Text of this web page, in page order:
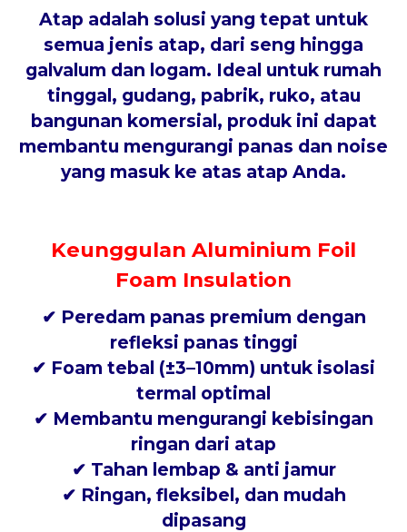
Atap adalah solusi yang tepat untuk
semua jenis atap, dari seng hingga
galvalum dan logam. Ideal untuk rumah
tinggal, gudang, pabrik, ruko, atau
bangunan komersial, produk ini dapat
membantu mengurangi panas dan noise
yang masuk ke atas atap Anda.
Keunggulan Aluminium Foil
Foam Insulation
✔ Peredam panas premium dengan
refleksi panas tinggi
✔ Foam tebal (±3–10mm) untuk isolasi
termal optimal
✔ Membantu mengurangi kebisingan
ringan dari atap
✔ Tahan lembap & anti jamur
✔ Ringan, fleksibel, dan mudah
dipasang